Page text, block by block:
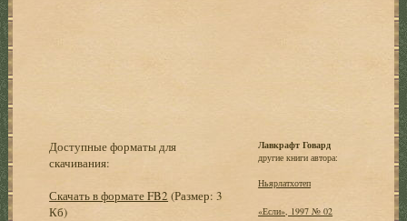
Доступные форматы для
скачивания:
Скачать в формате FB2 (Размер: 3
Кб)
Лавкрафт Говард
другие книги автора:
Ньярлатхотеп
«Если», 1997 № 02